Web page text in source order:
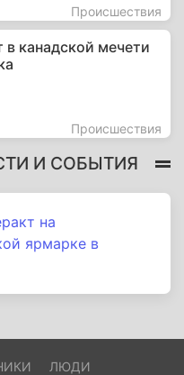
Происшествия
в канадской мечети
Происшествия
И СОБЫТИЯ
на
ярмарке в
ЛЮДИ